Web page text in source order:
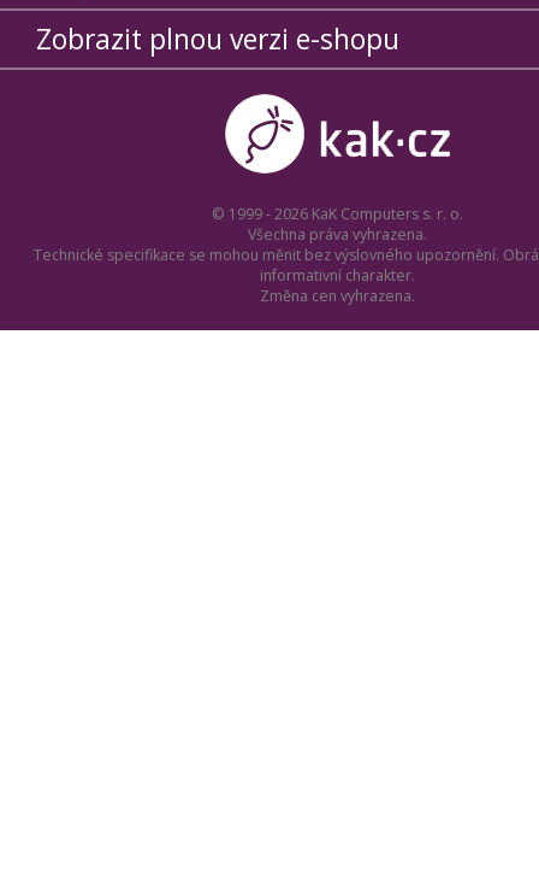
Zobrazit plnou verzi e-shopu
© 1999 - 2026 KaK Computers s. r. o.
Všechna práva vyhrazena.
Technické specifikace se mohou měnit bez výslovného upozornění.
informativní charakter.
Změna cen vyhrazena.